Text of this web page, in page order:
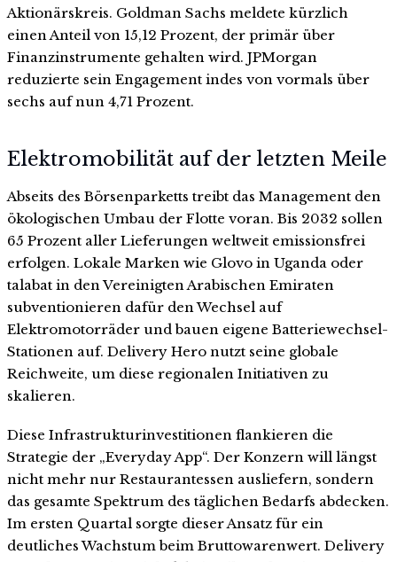
Aktionärskreis. Goldman Sachs meldete kürzlich
einen Anteil von 15,12 Prozent, der primär über
Finanzinstrumente gehalten wird. JPMorgan
reduzierte sein Engagement indes von vormals über
sechs auf nun 4,71 Prozent.
Elektromobilität auf der letzten Meile
Abseits des Börsenparketts treibt das Management den
ökologischen Umbau der Flotte voran. Bis 2032 sollen
65 Prozent aller Lieferungen weltweit emissionsfrei
erfolgen. Lokale Marken wie Glovo in Uganda oder
talabat in den Vereinigten Arabischen Emiraten
subventionieren dafür den Wechsel auf
Elektromotorräder und bauen eigene Batteriewechsel-
Stationen auf. Delivery Hero nutzt seine globale
Reichweite, um diese regionalen Initiativen zu
skalieren.
Diese Infrastrukturinvestitionen flankieren die
Strategie der „Everyday App“. Der Konzern will längst
nicht mehr nur Restaurantessen ausliefern, sondern
das gesamte Spektrum des täglichen Bedarfs abdecken.
Im ersten Quartal sorgte dieser Ansatz für ein
deutliches Wachstum beim Bruttowarenwert. Delivery